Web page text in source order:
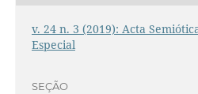
v. 24 n. 3 (2019): Acta
Especial
SEÇÃO